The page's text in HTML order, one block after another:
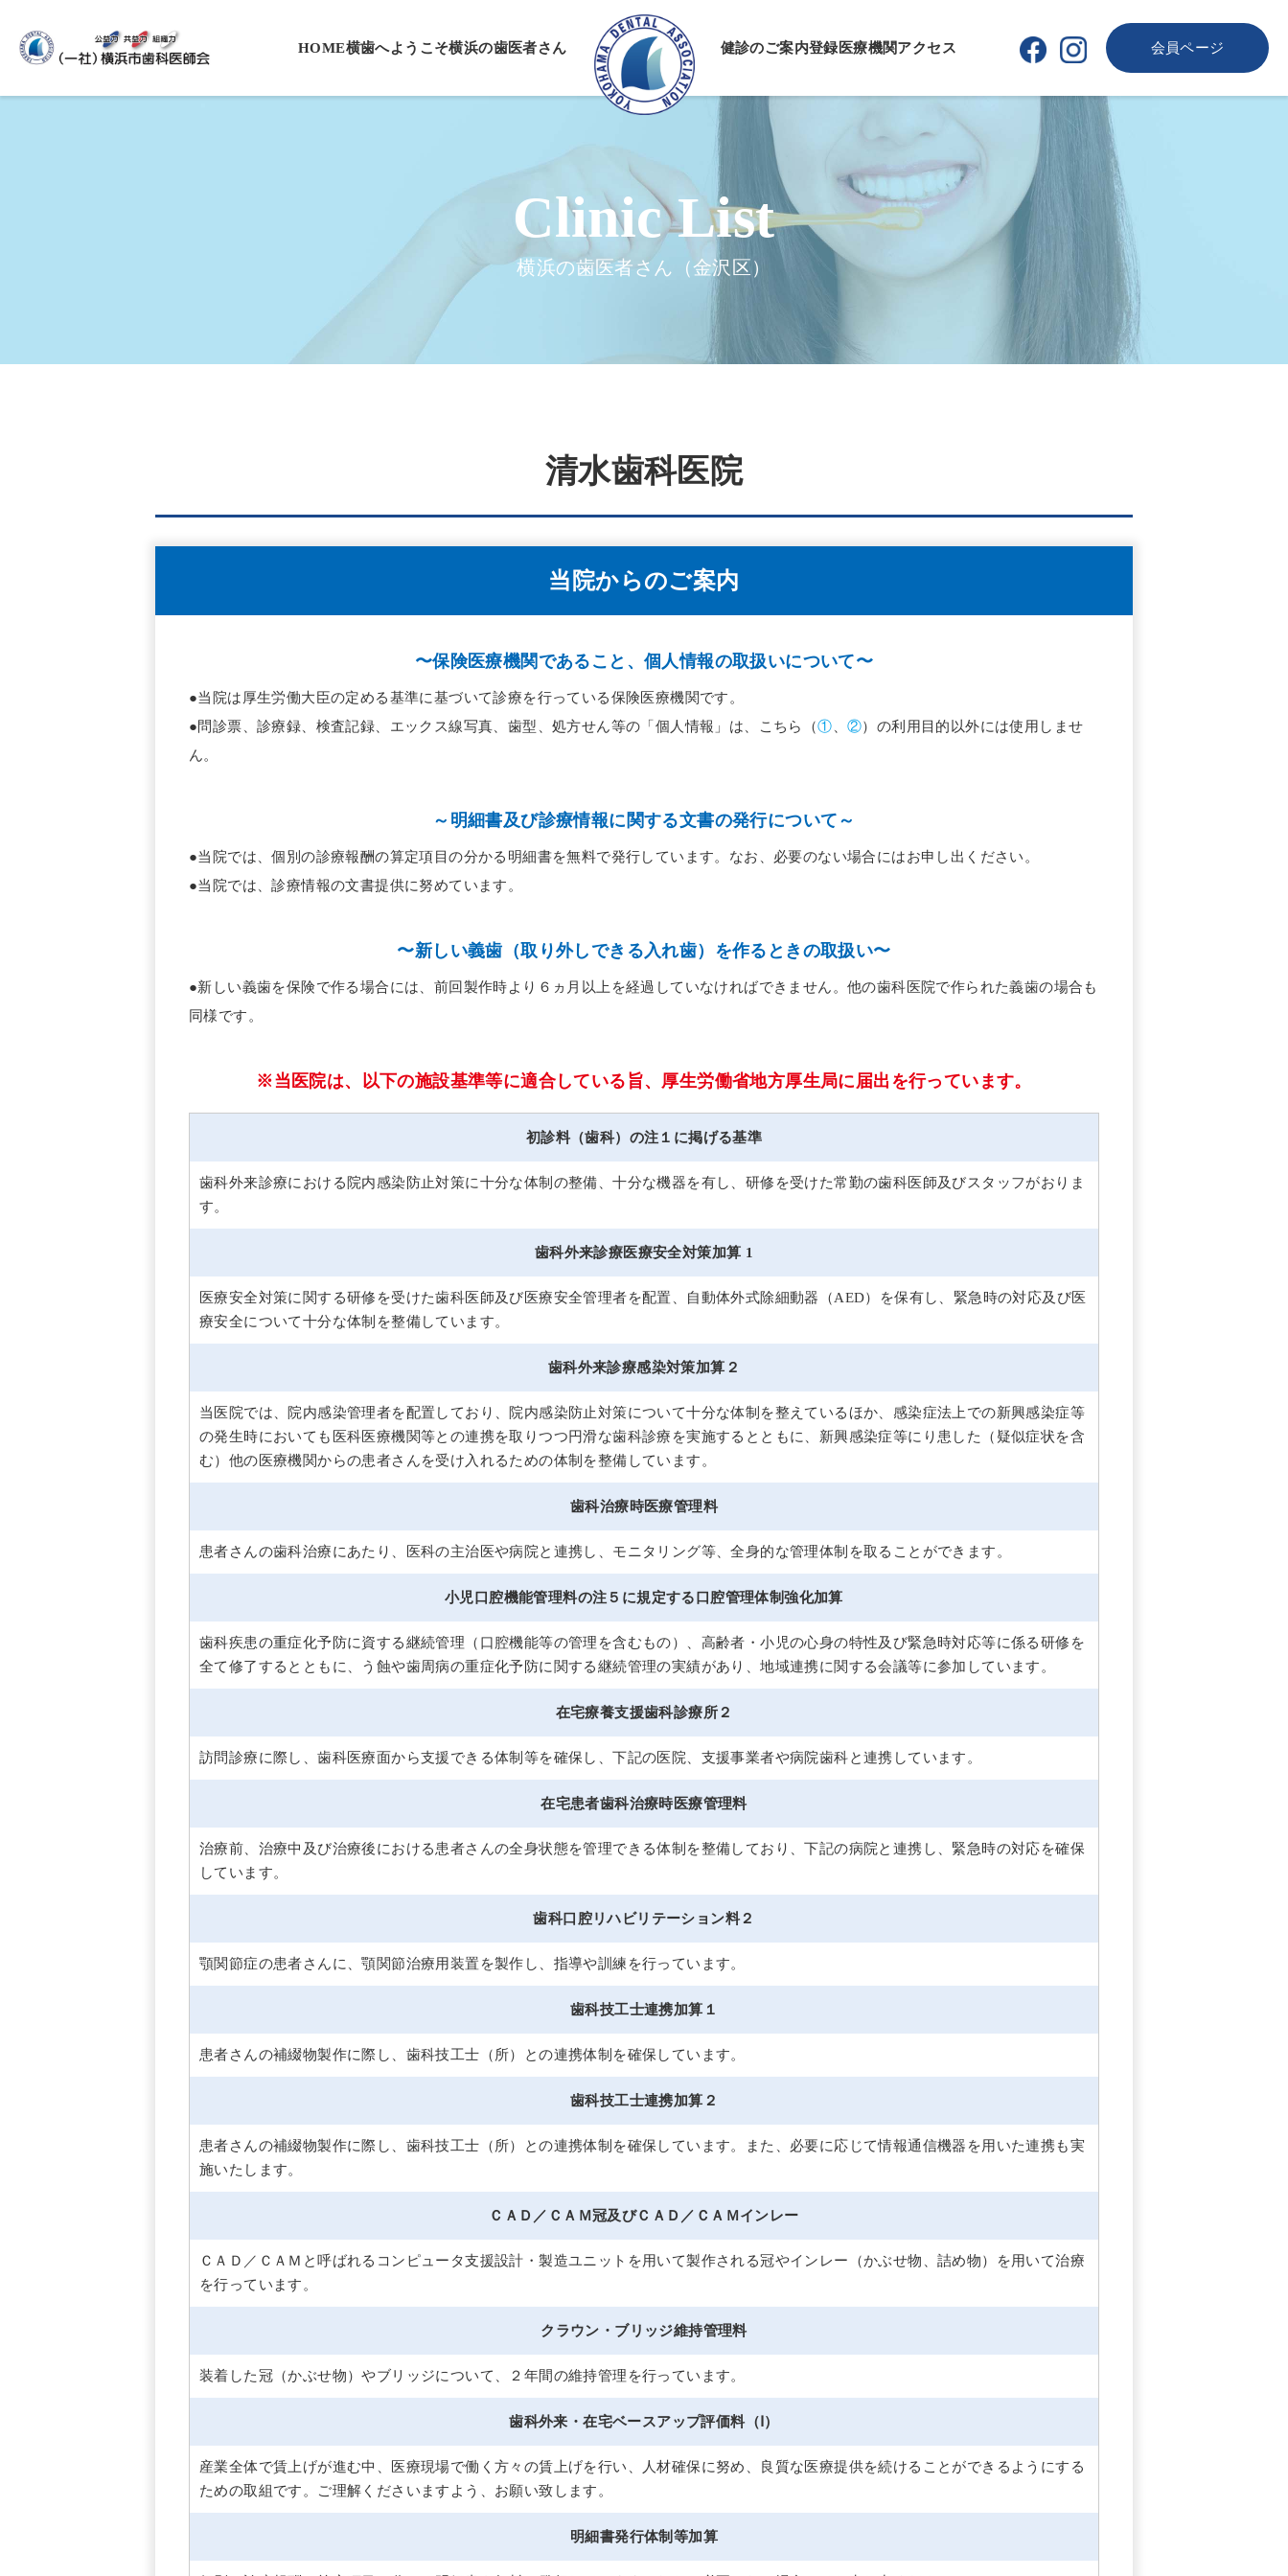
HOME横歯へようこそ横浜の歯医者さん 健診のご案内登録医療機関アクセス 会員ページ
横浜の歯医者さん（金沢区）
清水歯科医院
当院からのご案内
〜保険医療機関であること、個人情報の取扱いについて〜
●当院は厚生労働大臣の定める基準に基づいて診療を行っている保険医療機関です。
●問診票、診療録、検査記録、エックス線写真、歯型、処方せん等の「個人情報」は、こちら（① 、②）の利用目的以外には使用しませ
ん。
～明細書及び診療情報に関する文書の発行について～
●当院では、個別の診療報酬の算定項目の分かる明細書を無料で発行しています。なお、必要のない場合にはお申し出ください。
●当院では、診療情報の文書提供に努めています。
〜新しい義歯（取り外しできる入れ歯）を作るときの取扱い〜
●新しい義歯を保険で作る場合には、 前回製作時より６ヵ月以上を経過していなければできません。他の歯科医院で作られた義歯の場合も
同様です。
※当医院は、以下の施設基準等に適合している旨、厚生労働省地方厚生局に届出を行っています。
初診料（歯科）の注１に掲げる基準
歯科外来診療における院内感染防止対策に十分な体制の整備、十分な機器を有し、研修を受けた常勤の歯科医師及びスタッフがおりま
す。
歯科外来診療医療安全対策加算 1
医療安全対策に関する研修を受けた歯科医師及び医療安全管理者を配置、自動体外式除細動器（AED）を保有し、緊急時の対応及び医
療安全について十分な体制を整備しています。
歯科外来診療感染対策加算２
当医院では、院内感染管理者を配置しており、院内感染防止対策について十分な体制を整えているほか、感染症法上での新興感染症等
の発生時においても医科医療機関等との連携を取りつつ円滑な歯科診療を実施するとともに、新興感染症等にり患した（疑似症状を含
む）他の医療機関からの患者さんを受け入れるための体制を整備しています。
歯科治療時医療管理料
患者さんの歯科治療にあたり、医科の主治医や病院と連携し、モニタリング等、全身的な管理体制を取ることができます。
小児口腔機能管理料の注５に規定する口腔管理体制強化加算
歯科疾患の重症化予防に資する継続管理（口腔機能等の管理を含むもの）、高齢者・小児の心身の特性及び緊急時対応等に係る研修を
全て修了するとともに、う蝕や歯周病の重症化予防に関する継続管理の実績があり、地域連携に関する会議等に参加しています。
在宅療養支援歯科診療所２
訪問診療に際し、歯科医療面から支援できる体制等を確保し、下記の医院、支援事業者や病院歯科と連携しています。
在宅患者歯科治療時医療管理料
治療前、治療中及び治療後における患者さんの全身状態を管理できる体制を整備しており、下記の病院と連携し、緊急時の対応を確保
しています。
歯科口腔リハビリテーション料２
顎関節症の患者さんに、顎関節治療用装置を製作し、指導や訓練を行っています。
歯科技工士連携加算１
患者さんの補綴物製作に際し、歯科技工士（所）との連携体制を確保しています。
歯科技工士連携加算２
患者さんの補綴物製作に際し、歯科技工士（所）との連携体制を確保しています。また、必要に応じて情報通信機器を用いた連携も実
施いたします。
ＣＡＤ／ＣＡＭ冠及びＣＡＤ／ＣＡＭインレー
ＣＡＤ／ＣＡＭと呼ばれるコンピュータ支援設計・製造ユニットを用いて製作される冠やインレー（かぶせ物、詰め物）を用いて治療
を行っています。
クラウン・ブリッジ維持管理料
装着した冠（かぶせ物）やブリッジについて、２年間の維持管理を行っています。
歯科外来・在宅ベースアップ評価料（Ⅰ）
産業全体で賃上げが進む中、医療現場で働く方々の賃上げを行い、人材確保に努め、良質な医療提供を続けることができるようにする
ための取組です。ご理解くださいますよう、お願い致します。
明細書発行体制等加算